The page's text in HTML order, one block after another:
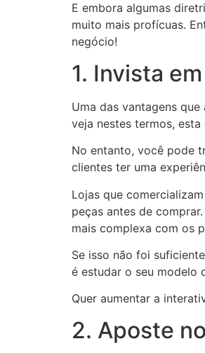
E embora algumas
muito mais profícuas.
negócio!
1. Invista
Uma das vantagens
veja nestes termos,
No entanto, você pode
clientes ter uma
Lojas que
peças antes de
mais complexa com os
Se isso não foi
é estudar o seu modelo
Quer aumentar a
2. Aposte